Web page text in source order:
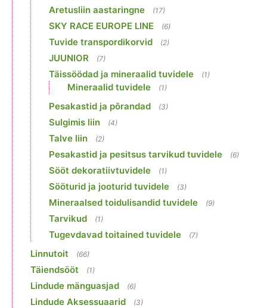
Aretusliin aastaringne (17)
SKY RACE EUROPE LINE (6)
Tuvide transpordikorvid (2)
JUUNIOR (7)
Täissöödad ja mineraalid tuvidele (1)
Mineraalid tuvidele (1)
Pesakastid ja põrandad (3)
Sulgimis liin (4)
Talve liin (2)
Pesakastid ja pesitsus tarvikud tuvidele (6)
Sööt dekoratiivtuvidele (1)
Sööturid ja jooturid tuvidele (3)
Mineraalsed toidulisandid tuvidele (9)
Tarvikud (1)
Tugevdavad toitained tuvidele (7)
Linnutoit (66)
Täiendsööt (1)
Lindude mänguasjad (6)
Lindude Aksessuaarid (3)